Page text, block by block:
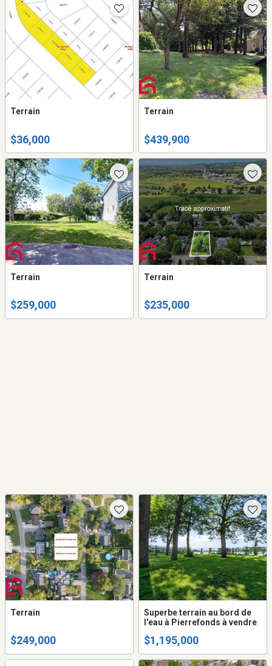
Terrain
$36,000
Terrain
$439,900
Terrain
$259,000
Terrain
$235,000
Terrain
$249,000
Superbe terrain au bord de
l'eau à Pierrefonds à vendre
$1,195,000